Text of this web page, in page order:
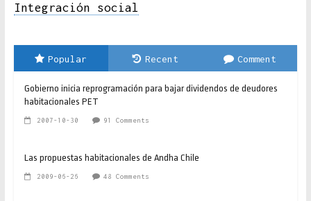
Integración social
Popular Recent Comment
Gobierno inicia reprogramación para bajar dividendos de deudores
habitacionales PET
2007-10-30 91 Comments
Las propuestas habitacionales de Andha Chile
2009-06-26 48 Comments